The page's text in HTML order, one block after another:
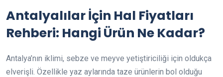
Antalyalılar İçin Hal Fiyatları
Rehberi: Hangi Ürün Ne Kadar?
Antalya’nın iklimi, sebze ve meyve yetiştiriciliği için oldukça
elverişli. Özellikle yaz aylarında taze ürünlerin bol olduğu